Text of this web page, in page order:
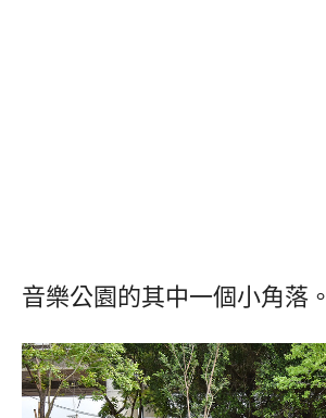
音樂公園的其中一個小角落。